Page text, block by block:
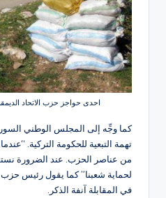
احدى حواجز حزب الاتحاد
كما وجِّه إلى المجلس الوطني
تهمة التبعية للحكومة التركية.
من عناصر الحزب. عند الضرورة
لحماية شعبنا” كما يقول رئيس حزب
في المقابلة آنفة الذكر.